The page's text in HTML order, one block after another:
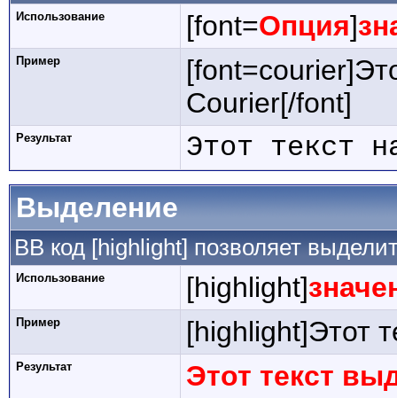
Использование [font=Опция]
Пример
Courier[/font]
Результат Этот текст
Выделение
BB код [highlight] позволяет
Использование [highlight]
Пример [highlight]Этот
Результат Этот текст